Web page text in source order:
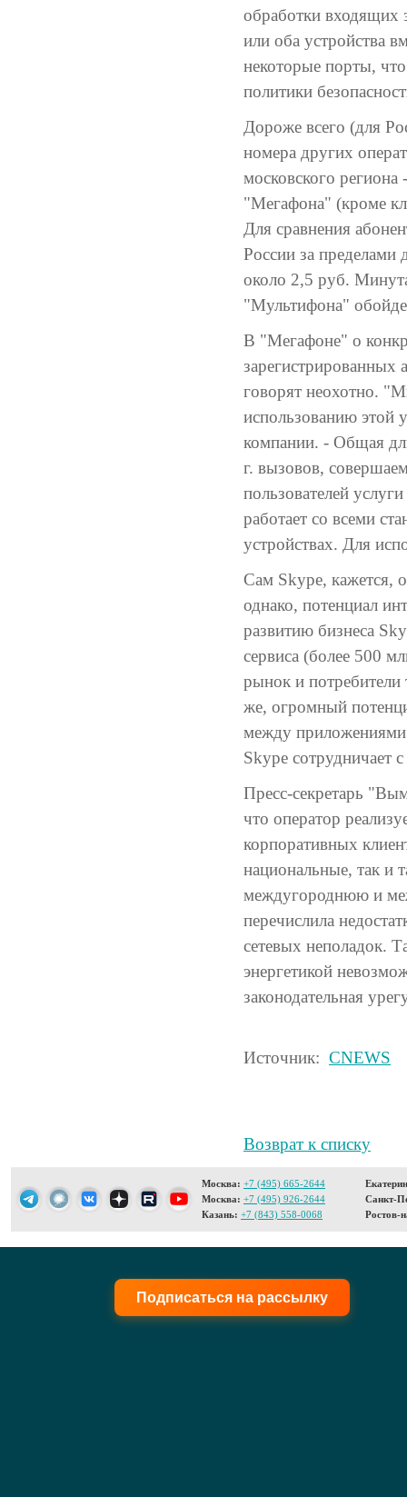
обработки входящих
или оба устройства
некоторые порты,
политики
Дороже всего (для
номера других
московского
"Мегафона" (кроме
Для сравнения
России за пределами
около 2,5 руб.
"Мультифона"
В "Мегафоне" о
зарегистрированных
говорят неохотно.
использованию этой
компании. - Общая
г. вызовов,
пользователей
работает со всеми
устройствах. Для
Сам Skype, кажется,
однако, потенциал
развитию бизнеса
сервиса (более 500
рынок и
же, огромный
между приложениями
Skype сотрудничает
Пресс-секретарь
что оператор
корпоративных
национальные, так и
междугороднюю и
перечислила
сетевых неполадок.
энергетикой
законодательная
Источник: CNEWS
Возврат к списку
Москва: +7 (495) 665-2644
Москва: +7 (495) 926-2644
Казань: +7 (843) 558-0068
Санкт-
Ростов-
Подписаться на рассылку